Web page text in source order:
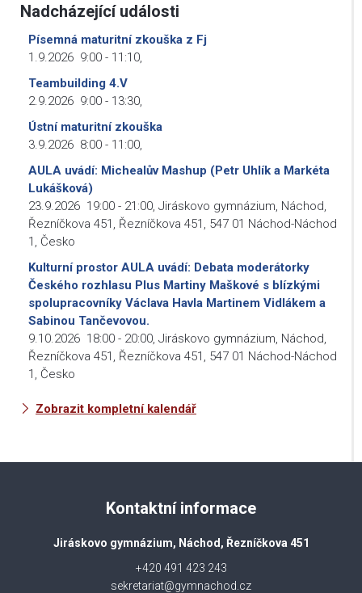
Nadcházející události
Písemná maturitní zkouška z Fj
1.9.2026 9:00 - 11:10
Teambuilding 4.V
2.9.2026 9:00 - 13:30
Ústní maturitní zkouška
3.9.2026 8:00 - 11:00
AULA uvádí: Michealův Mashup (Petr Uhlík a Markéta
Lukášková)
23.9.2026 19:00 - 21:00 Jiráskovo gymnázium, Náchod,
Řezníčkova 451, Řezníčkova 451, 547 01 Náchod-Náchod
1, Česko
Kulturní prostor AULA uvádí: Debata moderátorky
Českého rozhlasu Plus Martiny Maškové s blízkými
spolupracovníky Václava Havla Martinem Vidlákem a
Sabinou Tančevovou.
9.10.2026 18:00 - 20:00 Jiráskovo gymnázium, Náchod,
Řezníčkova 451, Řezníčkova 451, 547 01 Náchod-Náchod
1, Česko
Zobrazit kompletní kalendář
Kontaktní informace
Jiráskovo gymnázium, Náchod, Řezníčkova 451
+420 491 423 243
sekretariat@gymnachod.cz